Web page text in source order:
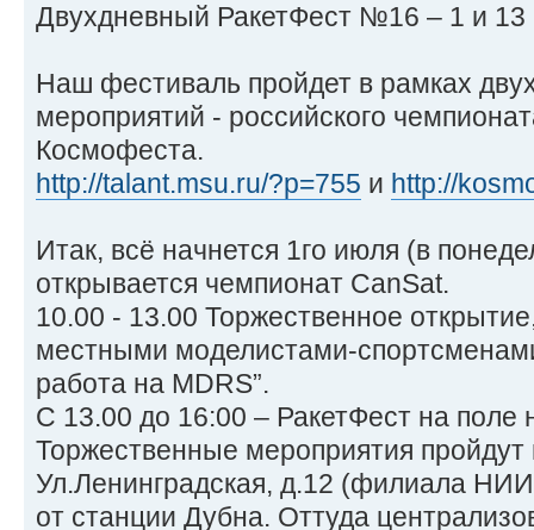
Двухдневный РакетФест №16 – 1 и 13
Наш фестиваль пройдет в рамках
мероприятий - российского
Космофеста.
http://talant.msu.ru/?p=755 и http://
Итак, всё начнется 1го июля (в
открывается чемпионат CanSat.
10.00 - 13.00 Торжественное
местными моделистами-
работа на MDRS”.
С 13.00 до 16:00 – РакетФест на поле
Торжественные мероприятия пройдут
Ул.Ленинградская, д.12 (филиала
от станции Дубна. Оттуда